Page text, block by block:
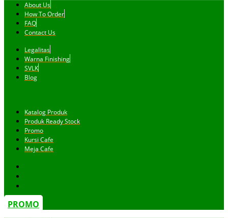
About Us
How To Order
FAQ
Contact Us
Legalitas
Warna Finishing
SVLK
Blog
Katalog Produk
Produk Ready Stock
Promo
Kursi Cafe
Meja Cafe
PROMO